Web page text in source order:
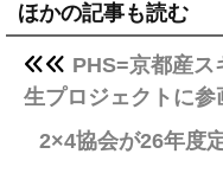
ほかの記事も読む
PHS=京都産ス
生プロジェクトに参
2×4協会が26年度